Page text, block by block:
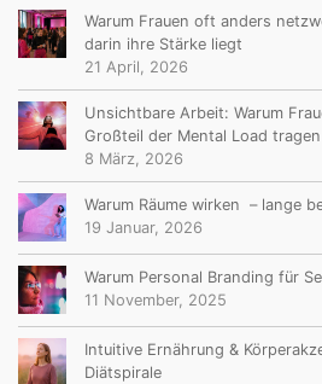
Warum Frauen oft anders
darin ihre Stärke liegt
21 April, 2026
Unsichtbare Arbeit: Warum
Großteil der Mental Load tragen
8 März, 2026
Warum Räume wirken – lange
19 Januar, 2026
Warum Personal Branding für
11 November, 2025
Intuitive Ernährung &
Diätspirale